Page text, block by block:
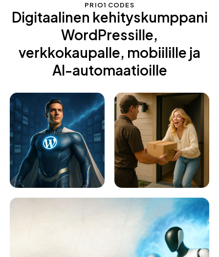
PRIO1 CODES
Digitaalinen kehityskumppani
WordPressille,
verkkokaupalle, mobiilille ja
AI-automaatioille